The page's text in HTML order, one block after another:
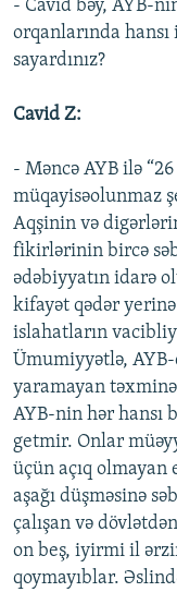
- Cavid bəy, AYB-
orqanlarında
sayardınız?
Cavid Z:
- Məncə AYB ilə
müqayisəolunmaz
Aqşinin və
fikirlərinin bircə
ədəbiyyatın idarə
kifayət qədər
islahatların
Ümumiyyətlə, AYB-
yaramayan
AYB-nin hər hansı
getmir. Onlar
üçün açıq
aşağı düşməsinə
çalışan və
on beş, iyirmi il
qoymayıblar.